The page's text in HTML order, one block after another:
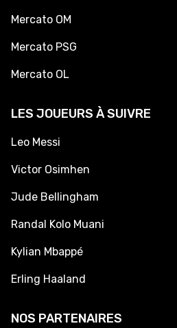
Mercato OM
Mercato PSG
Mercato OL
LES JOUEURS À SUIVRE
Leo Messi
Victor Osimhen
Jude Bellingham
Randal Kolo Muani
Kylian Mbappé
Erling Haaland
NOS PARTENAIRES